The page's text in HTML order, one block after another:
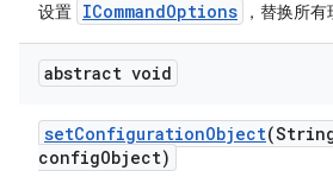
设置 ICommandOptions ，替换所
abstract void
setConfigurationObject
configObject)